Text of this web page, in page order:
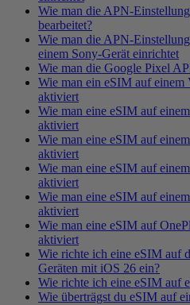
Wie man die APN-
bearbeitet?
Wie man die APN-
einem Sony-Gerät einrichtet
Wie man die Google Pixel
Wie man ein eSIM auf
aktiviert
Wie man eine eSIM auf
aktiviert
Wie man eine eSIM auf
aktiviert
Wie man eine eSIM auf
aktiviert
Wie man eine eSIM auf
aktiviert
Wie man eine eSIM auf
aktiviert
Wie richte ich eine eSIM auf
Geräten mit iOS 26 ein?
Wie richte ich eine eSIM auf
Wie überträgst du eSIM auf